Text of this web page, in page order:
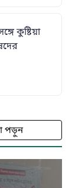
কুষ্টিয়া
পড়ুন